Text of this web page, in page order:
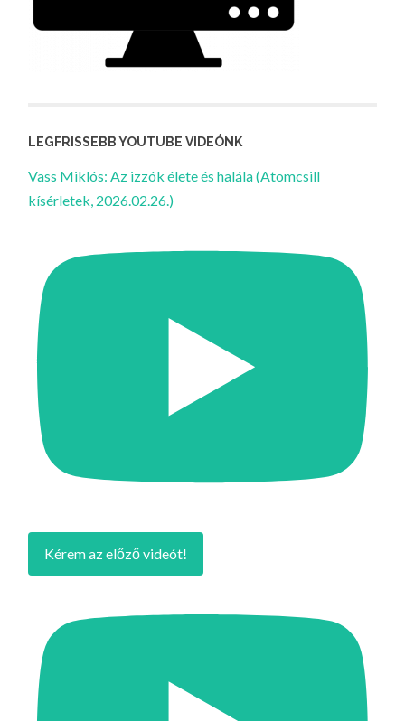
LEGFRISSEBB YOUTUBE VIDEÓNK
Vass Miklós: Az izzók élete és halála (Atomcsill
kísérletek, 2026.02.26.)
Kérem az előző videót!